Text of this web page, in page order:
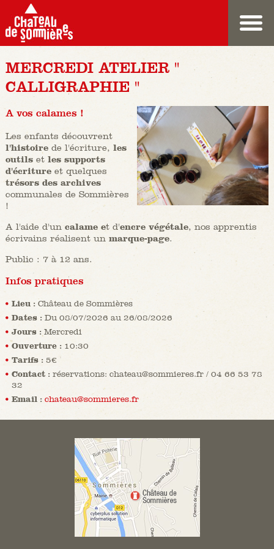
MERCREDI ATELIER "
CALLIGRAPHIE "
A vos calames !
Les enfants découvrent
l'histoirede l'écriture, les
outils etles supports
d'écritureet quelques
trésors des archives
communales de Sommières
!
A l'aide d'un calame et d'encre végétale, nos apprentis
écrivains réalisent un marque-page.
Public : 7 à 12 ans.
Infos pratiques
Lieu : Château de Sommières
Dates : Du 08/07/2026 au 26/08/2026
Jours : Mercredi
Ouverture : 10:30
Tarifs : 5€
Contact : réservations: chateau@sommieres.fr / 04 66 53 78
32
Email : chateau@sommieres.fr